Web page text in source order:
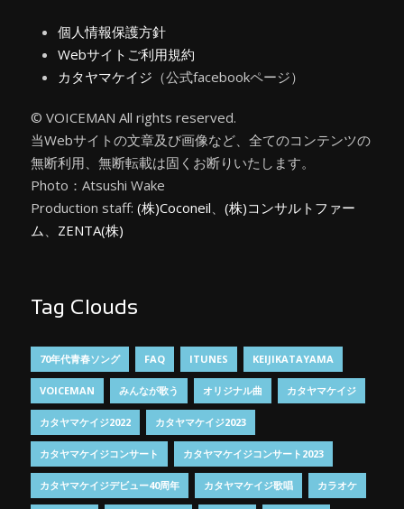
個人情報保護方針
Webサイトご利用規約
カタヤマケイジ （公式facebookページ）
© VOICEMAN All rights reserved.
当Webサイトの文章及び画像など、全てのコンテンツの
無断利用、無断転載は固くお断りいたします。
Photo：Atsushi Wake
Production staff: (株)Coconeil、 (株)コンサルトファー
ム、 ZENTA(株)
Tag Clouds
70年代青春ソング FAQ ITUNES KEIJIKATAYAMA
VOICEMAN みんなが歌う オリジナル曲 カタヤマケイジ
カタヤマケイジ2022 カタヤマケイジ2023
カタヤマケイジコンサート カタヤマケイジコンサート2023
カタヤマケイジデビュー40周年 カタヤマケイジ歌唱 カラオケ